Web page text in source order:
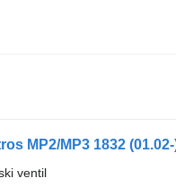
ventil